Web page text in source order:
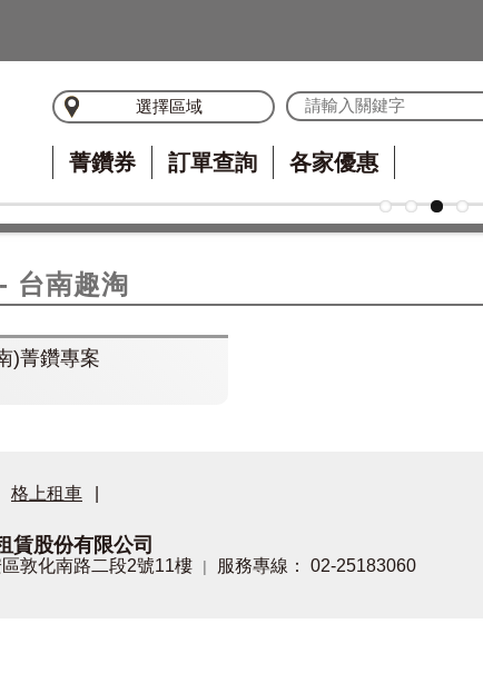
選擇區域
菁鑽券 訂單查詢 各家優惠
台南趣淘
)菁鑽專案
格上租車
賃股份有限公司
敦化南路二段2號11樓 | 服務專線： 02-25183060